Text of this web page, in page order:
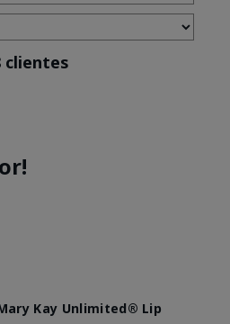
clientes
Kay Unlimited® Lip